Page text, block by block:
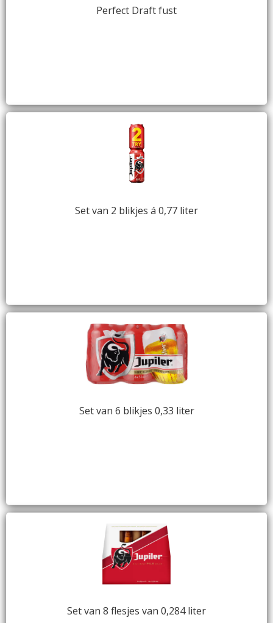
Perfect Draft fust
Set van 2 blikjes á 0,77 liter
Set van 6 blikjes 0,33 liter
Set van 8 flesjes van 0,284 liter